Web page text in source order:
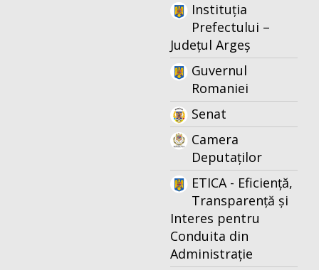
Instituția
Prefectului –
Județul Argeș
Guvernul
Romaniei
Senat
Camera
Deputaților
ETICA - Eficiență,
Transparență și
Interes pentru
Conduita din
Administrație